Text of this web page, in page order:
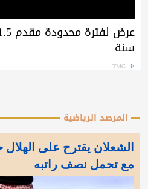
سنة
TMG
المرصد الرياضية
الشعلان يقترح على
مع تحمل نصف راتبه